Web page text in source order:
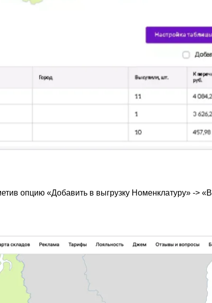
опцию «Добавить в выгрузку Номенклатуру» ->